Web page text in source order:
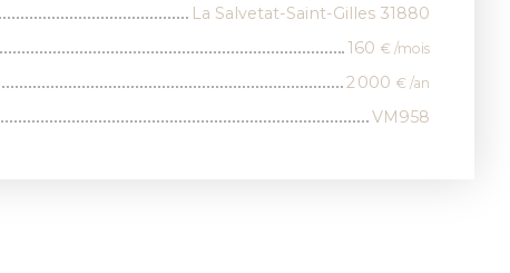
La Salvetat-Saint-Gilles 31880
160 € /mois
2 000 € /an
VM958